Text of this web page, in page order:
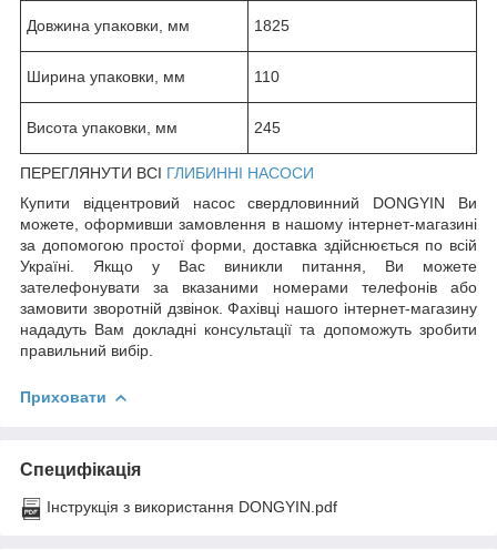
Довжина упаковки, мм 1825
Ширина упаковки, мм 110
Висота упаковки, мм 245
ПЕРЕГЛЯНУТИ ВСІ ГЛИБИННІ НАСОСИ
Купити відцентровий насос свердловинний DONGYIN Ви
можете, оформивши замовлення в нашому інтернет-магазині
за допомогою простої форми, доставка здійснюється по всій
Україні. Якщо у Вас виникли питання, Ви можете
зателефонувати за вказаними номерами телефонів або
замовити зворотній дзвінок. Фахівці нашого інтернет-магазину
нададуть Вам докладні консультації та допоможуть зробити
правильний вибір.
Приховати
Специфікація
Інструкція з використання DONGYIN.pdf